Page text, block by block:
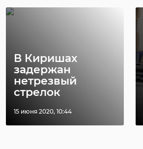
В Киришах
задержан
нетрезвый
стрелок
15 июня 2020, 10:44
в ...